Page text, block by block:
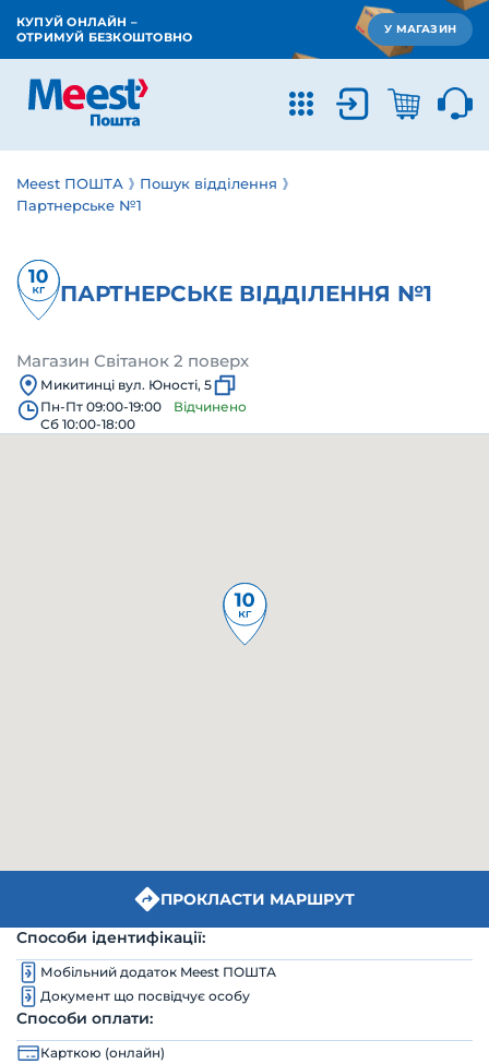
КУПУЙ ОНЛАЙН –
ОТРИМУЙ БЕЗКОШТОВНО
У МАГАЗИН
Meest ПОШТА
Пошук відділення
Партнерське №1
ПАРТНЕРСЬКЕ ВІДДІЛЕННЯ №1
Магазин Світанок 2 поверх
Микитинці вул. Юності, 5
Пн-Пт 09:00-19:00
Відчинено
Сб 10:00-18:00
ПРОКЛАСТИ МАРШРУТ
Способи ідентифікації:
Мобільний додаток Meest ПОШТА
Документ що посвідчує особу
Способи оплати:
Карткою (онлайн)